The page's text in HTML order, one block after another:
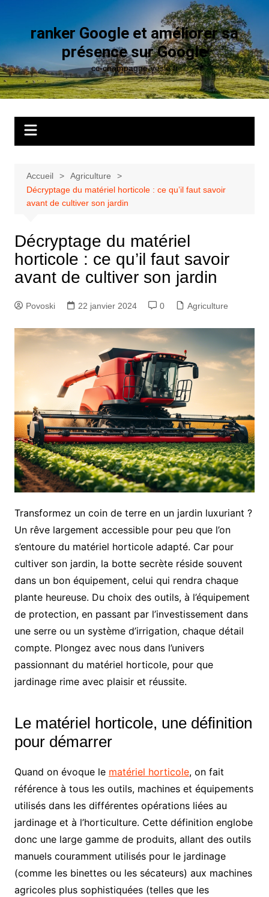
contenuranker Google et améliorer sa
présence sur Google
cc-champagne-vesle.fr
Accueil
Agriculture
Décryptage du matériel horticole : ce qu’il faut savoir
avant de cultiver son jardin
Décryptage du matériel
horticole : ce qu’il faut savoir
avant de cultiver son jardin
Povoski 22 janvier 2024 0 Agriculture
Transformez un coin de terre en un jardin luxuriant ?
Un rêve largement accessible pour peu que l’on
s’entoure du matériel horticole adapté. Car pour
cultiver son jardin, la botte secrète réside souvent
dans un bon équipement, celui qui rendra chaque
plante heureuse. Du choix des outils, à l’équipement
de protection, en passant par l’investissement dans
une serre ou un système d’irrigation, chaque détail
compte. Plongez avec nous dans l’univers
passionnant du matériel horticole, pour que
jardinage rime avec plaisir et réussite.
Le matériel horticole, une définition
pour démarrer
Quand on évoque le matériel horticole, on fait
référence à tous les outils, machines et équipements
utilisés dans les différentes opérations liées au
jardinage et à l’horticulture. Cette définition englobe
donc une large gamme de produits, allant des outils
manuels couramment utilisés pour le jardinage
(comme les binettes ou les sécateurs) aux machines
agricoles plus sophistiquées (telles que les